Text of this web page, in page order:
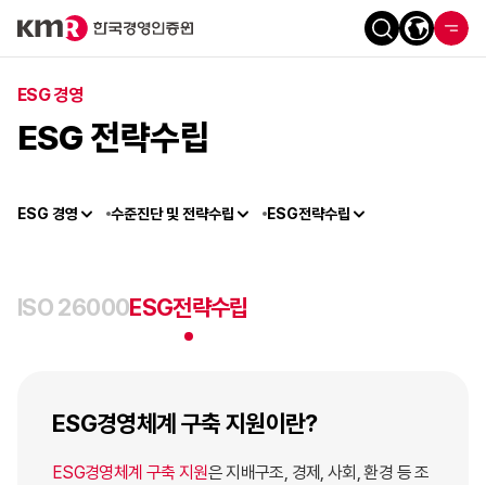
ESG 경영
ESG 전략수립
ESG 경영 수준진단 및 전략수립 ESG전략수립
ISO 26000ESG전략수립
ESG경영체계 구축 지원이란?
ESG경영체계 구축 지원은 지배구조, 경제, 사회, 환경 등 조